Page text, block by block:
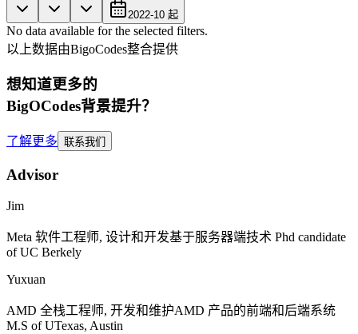
2022-10 起
No data available for the selected filters.
以上数据由BigoCodes整合提供
想知道更多的
BigOCodes背景提升？
了解更多 联系我们
Advisor
Jim
Meta 软件工程师, 设计和开发基于服务器端技术 Phd candidate
of UC Berkely
Yuxuan
AMD 全栈工程师, 开发和维护AMD 产品的前端和后端系统
M.S of UTexas, Austin